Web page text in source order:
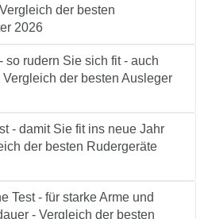
der besten
2026
so rudern Sie sich fit - auch
Vergleich der besten Ausleger
- damit Sie fit ins neue Jahr
der besten Rudergeräte
Test - für starke Arme und
- Vergleich der besten